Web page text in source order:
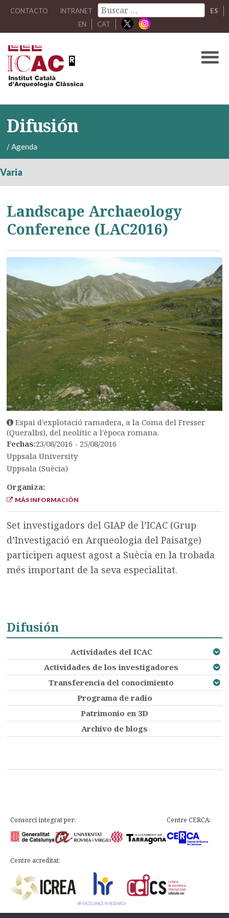
CONTACTO INTRANET
ES
EN
CAT
Difusión
/Agenda
Varia
Landscape Archaeology
Conference (LAC2016)
Espai d'explotació ramadera, a la Coma del Fresser
(Queralbs), del neolític a l'època romana.
Fechas:23/08/2016 - 25/08/2016
Uppsala University
Uppsala (Suècia)
Organiza:
MÁS INFORMACIÓN
Set investigadors del GIAP de l’ICAC (Grup
d’Investigació en Arqueologia del Paisatge)
participen aquest agost a Suècia en la trobada
més important de la seva especialitat.
Difusión
Actividades del ICAC
Actividades de los investigadores
Transferencia del conocimiento
Programa de radio
Patrimonio en 3D
Archivo de blogs
Consorci integrat per: Centre CERCA:
Centre acreditat: